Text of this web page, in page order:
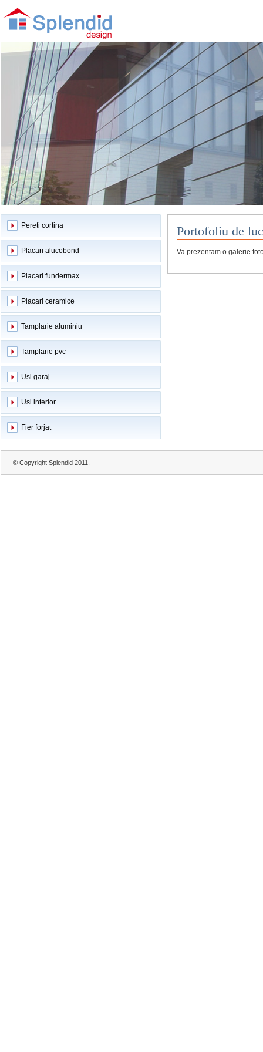
Pereti cortina
Placari alucobond
Placari fundermax
Placari ceramice
Tamplarie aluminiu
Tamplarie pvc
Usi garaj
Usi interior
Fier forjat
Portofoliu de
Va prezentam o galerie
© Copyright Splendid 2011.